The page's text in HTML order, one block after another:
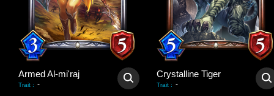
Armed Al-mi'raj
Trait : -
Crystalline Tiger
Trait : -